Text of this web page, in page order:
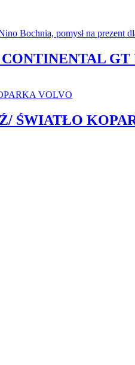
GT
ŚWIATŁO